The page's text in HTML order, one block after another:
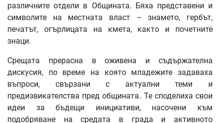
различните отдели в Общината. Бяха представени и
символите на местната власт – знамето, гербът,
печатът, огърлицата на кмета, както и почетните
знаци.
Срещата прерасна в оживена и съдържателна
дискусия, по време на която младежите задаваха
въпроси, свързани с актуални теми и
предизвикателства пред общината. Те споделиха свои
идеи за бъдещи инициативи, насочени към
подобряване на средата в града и активното